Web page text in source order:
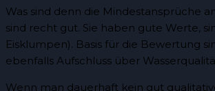
Was sind denn die Mindestansprüche
sind recht gut. Sie haben gute Werte,
Eisklumpen). Basis für die Bewertung
ebenfalls Aufschluss über
Wenn man dauerhaft kein gut